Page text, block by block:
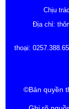
Chịu
Địa chỉ:
thoại:
©Bản quyền